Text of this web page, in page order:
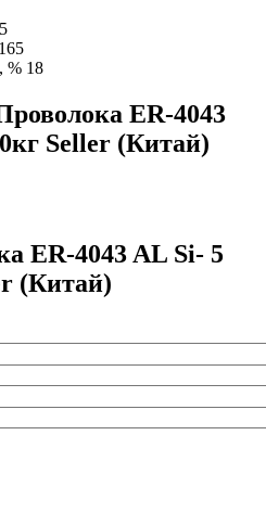
% 18
ER-4043
Seller (Китай)
ER-4043 AL Si- 5
(Китай)